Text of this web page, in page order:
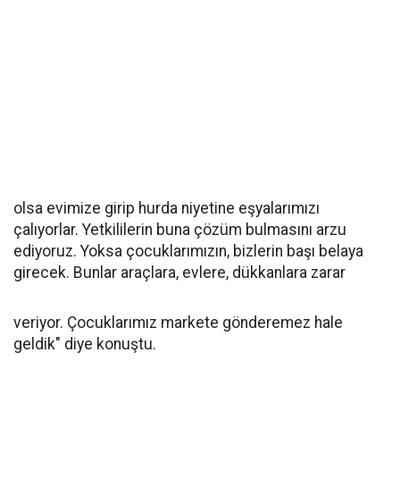
olsa evimize girip hurda niyetine eşyalarımızı
çalıyorlar. Yetkililerin buna çözüm bulmasını arzu
ediyoruz. Yoksa çocuklarımızın, bizlerin başı belaya
girecek. Bunlar araçlara, evlere, dükkanlara zarar
veriyor. Çocuklarımız markete gönderemez hale
geldik" diye konuştu.